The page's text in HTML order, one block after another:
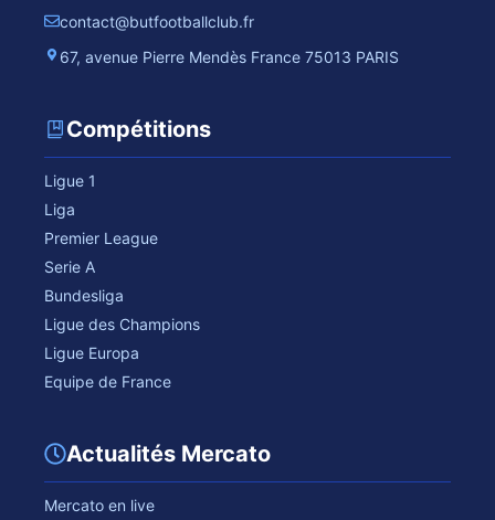
contact@butfootballclub.fr
67, avenue Pierre Mendès France 75013 PARIS
Compétitions
Ligue 1
Liga
Premier League
Serie A
Bundesliga
Ligue des Champions
Ligue Europa
Equipe de France
Actualités Mercato
Mercato en live